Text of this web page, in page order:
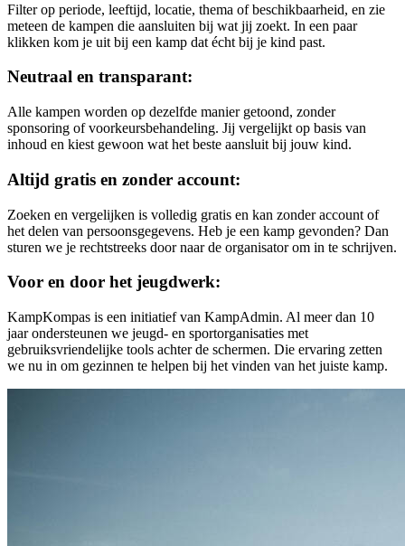
Filter op periode, leeftijd, locatie, thema of beschikbaarheid, en zie
meteen de kampen die aansluiten bij wat jij zoekt. In een paar
klikken kom je uit bij een kamp dat écht bij je kind past.
Neutraal en transparant:
Alle kampen worden op dezelfde manier getoond, zonder
sponsoring of voorkeursbehandeling. Jij vergelijkt op basis van
inhoud en kiest gewoon wat het beste aansluit bij jouw kind.
Altijd gratis en zonder account:
Zoeken en vergelijken is volledig gratis en kan zonder account of
het delen van persoonsgegevens. Heb je een kamp gevonden? Dan
sturen we je rechtstreeks door naar de organisator om in te schrijven.
Voor en door het jeugdwerk:
KampKompas is een initiatief van KampAdmin. Al meer dan 10
jaar ondersteunen we jeugd- en sportorganisaties met
gebruiksvriendelijke tools achter de schermen. Die ervaring zetten
we nu in om gezinnen te helpen bij het vinden van het juiste kamp.